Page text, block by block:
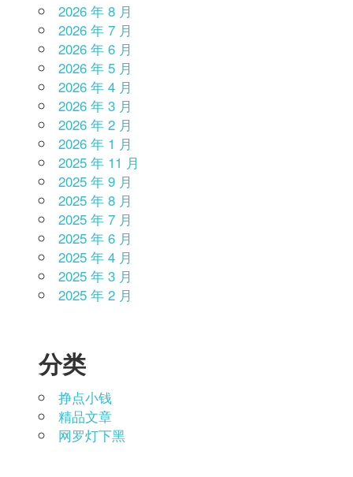
2026 年 8 月
2026 年 7 月
2026 年 6 月
2026 年 5 月
2026 年 4 月
2026 年 3 月
2026 年 2 月
2026 年 1 月
2025 年 11 月
2025 年 9 月
2025 年 8 月
2025 年 7 月
2025 年 6 月
2025 年 4 月
2025 年 3 月
2025 年 2 月
分类
挣点小钱
精品文章
网罗灯下黑